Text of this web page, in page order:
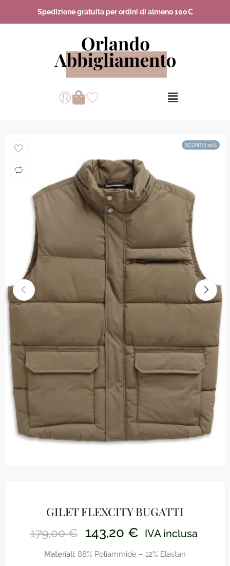
Spedizione gratuita per ordini di almeno 100€
SCONTO 20%
GILET FLEXCITY BUGATTI
179,00€ 143,20 € IVA inclusa
Materiali: 88% Poliammide – 12% Elastan